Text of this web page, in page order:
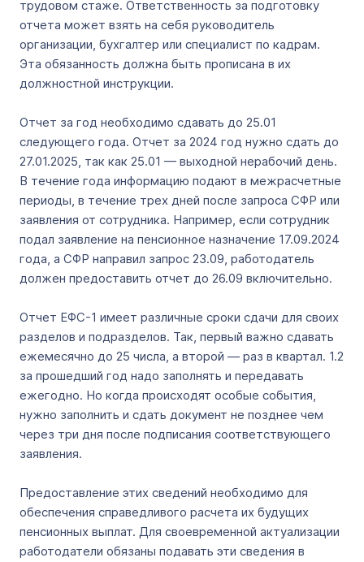
трудовом стаже. Ответственность за подготовку
отчета может взять на себя руководитель
организации, бухгалтер или специалист по кадрам.
Эта обязанность должна быть прописана в их
должностной инструкции.
Отчет за год необходимо сдавать до 25.01
следующего года. Отчет за 2024 год нужно сдать до
27.01.2025, так как 25.01 — выходной нерабочий день.
В течение года информацию подают в межрасчетные
периоды, в течение трех дней после запроса СФР или
заявления от сотрудника. Например, если сотрудник
подал заявление на пенсионное назначение 17.09.2024
года, а СФР направил запрос 23.09, работодатель
должен предоставить отчет до 26.09 включительно.
Отчет EФC-1 имеет различные сроки сдачи для своих
разделов и подразделов. Так, первый важно сдавать
ежемесячно до 25 числа, а второй — раз в квартал. 1.2
за прошедший год надо заполнять и передавать
ежегодно. Но когда происходят особые события,
нужно заполнить и сдать документ не позднее чем
через три дня после подписания соответствующего
заявления.
Предоставление этих сведений необходимо для
обеспечения справедливого расчета их будущих
пенсионных выплат. Для своевременной актуализации
работодатели обязаны подавать эти сведения в